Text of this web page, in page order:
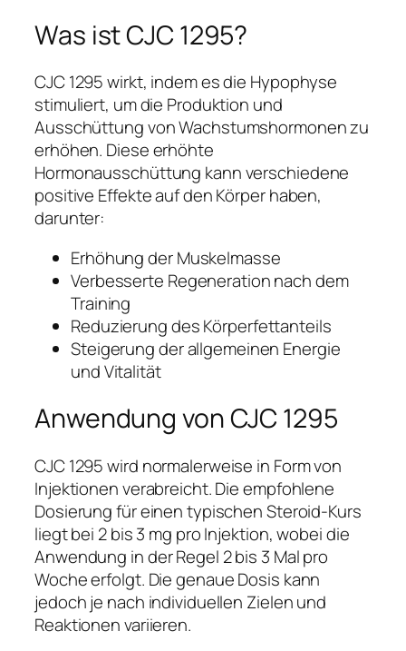
Was ist CJC 1295?
CJC 1295 wirkt, indem es die Hypophyse
stimuliert, um die Produktion und
Ausschüttung von Wachstumshormonen zu
erhöhen. Diese erhöhte
Hormonausschüttung kann verschiedene
positive Effekte auf den Körper haben,
darunter:
Erhöhung der Muskelmasse
Verbesserte Regeneration nach dem
Training
Reduzierung des Körperfettanteils
Steigerung der allgemeinen Energie
und Vitalität
Anwendung von CJC 1295
CJC 1295 wird normalerweise in Form von
Injektionen verabreicht. Die empfohlene
Dosierung für einen typischen Steroid-Kurs
liegt bei 2 bis 3 mg pro Injektion, wobei die
Anwendung in der Regel 2 bis 3 Mal pro
Woche erfolgt. Die genaue Dosis kann
jedoch je nach individuellen Zielen und
Reaktionen variieren.